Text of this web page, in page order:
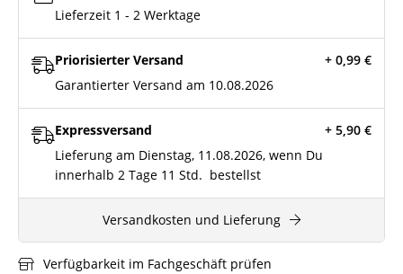
Lieferzeit 1 - 2 Werktage
Priorisierter Versand + 0,99 €
Garantierter Versand am 10.08.2026
Expressversand + 5,90 €
Lieferung am Dienstag, 11.08.2026, wenn Du
innerhalb2 Tage 11 Std. bestellst
Versandkosten und Lieferung
Verfügbarkeit im Fachgeschäft prüfen